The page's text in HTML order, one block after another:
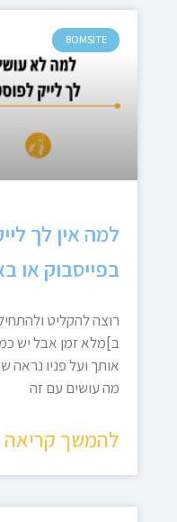
BOMSITE
למה אין לך
בפייסבוק או
רוצה להקליט
ב]מלא זמן אבל יש
אותך ועל פניו נראה
מה עושים עם זה
להמשך קריאה